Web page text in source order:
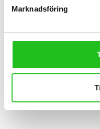
Marknadsföring